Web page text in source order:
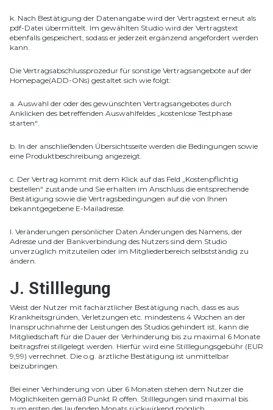
k. Nach Bestätigung der Datenangabe wird der Vertragstext erneut als
pdf-Datei übermittelt. Im gewählten Studio wird der Vertragstext
ebenfalls gespeichert, sodass er jederzeit ergänzend angefordert werden
kann.
Die Vertragsabschlussprozedur für sonstige Vertragsangebote auf der
Homepage(ADD-ONs) gestaltet sich wie folgt:
a. Auswahl der oder des gewünschten Vertragsangebotes durch
Anklicken des betreffenden Auswahlfeldes „kostenlose Testphase
starten“.
b. In der anschließenden Übersichtsseite werden die Bedingungen sowie
eine Produktbeschreibung angezeigt.
c. Der Vertrag kommt mit dem Klick auf das Feld „Kostenpflichtig
bestellen“ zustande und Sie erhalten im Anschluss die entsprechende
Bestätigung sowie die Vertragsbedingungen auf die von Ihnen
bekanntgegebene E-Mailadresse.
I. Veränderungen persönlicher Daten Änderungen des Namens, der
Adresse und der Bankverbindung des Nutzers sind dem Studio
unverzüglich mitzuteilen oder im Mitgliederbereich selbstständig zu
ändern.
J. Stilllegung
Weist der Nutzer mit fachärztlicher Bestätigung nach, dass es aus
Krankheitsgründen, Verletzungen etc. mindestens 4 Wochen an der
Inanspruchnahme der Leistungen des Studios gehindert ist, kann die
Mitgliedschaft für die Dauer der Verhinderung bis zu maximal 6 Monate
beitragsfrei stillgelegt werden. Hierfür wird eine Stilllegungsgebühr (EUR
9,99) verrechnet. Die o.g. ärztliche Bestätigung ist unmittelbar
beizubringen.
Bei einer Verhinderung von über 6 Monaten stehen dem Nutzer die
Möglichkeiten gemäß Punkt R offen. Stilllegungen sind maximal bis